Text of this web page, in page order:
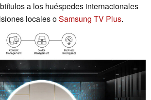
a los huéspedes internacionales
locales oSamsung TV Plus.